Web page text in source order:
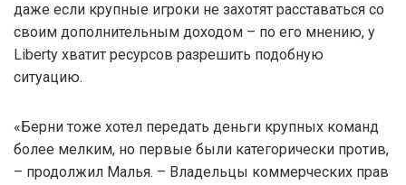
даже если крупные игроки не захотят расставаться со
своим дополнительным доходом – по его мнению, у
Liberty хватит ресурсов разрешить подобную
ситуацию.
«Берни тоже хотел передать деньги крупных команд
более мелким, но первые были категорически против,
– продолжил Малья. – Владельцы коммерческих прав